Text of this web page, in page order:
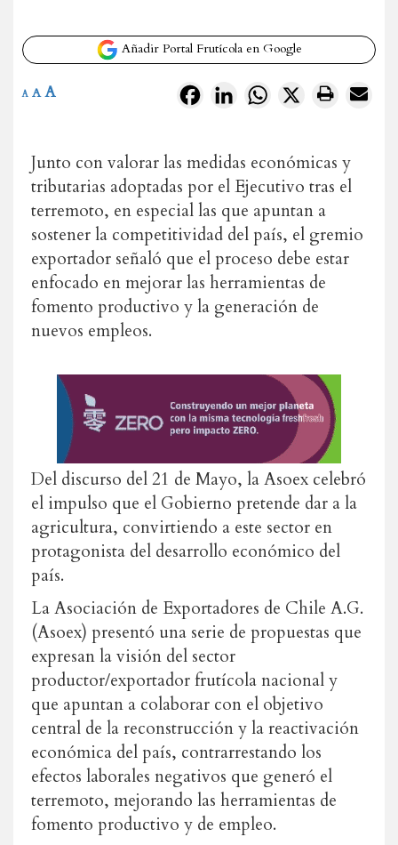
Añadir Portal Frutícola en Google
FacebookLinkedInWhatsApp
X
A A A
Junto con valorar las medidas económicas y
tributarias adoptadas por el Ejecutivo tras el
terremoto, en especial las que apuntan a
sostener la competitividad del país, el gremio
exportador señaló que el proceso debe estar
enfocado en mejorar las herramientas de
fomento productivo y la generación de
nuevos empleos.
Del discurso del 21 de Mayo, la Asoex celebró
el impulso que el Gobierno pretende dar a la
agricultura, convirtiendo a este sector en
protagonista del desarrollo económico del
país.
La Asociación de Exportadores de Chile A.G.
(Asoex) presentó una serie de propuestas que
expresan la visión del sector
productor/exportador frutícola nacional y
que apuntan a colaborar con el objetivo
central de la reconstrucción y la reactivación
económica del país, contrarrestando los
efectos laborales negativos que generó el
terremoto, mejorando las herramientas de
fomento productivo y de empleo.